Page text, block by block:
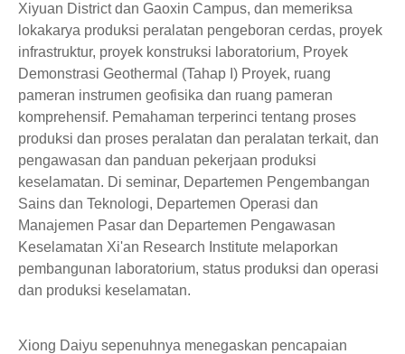
Xiyuan District dan Gaoxin Campus, dan memeriksa
lokakarya produksi peralatan pengeboran cerdas, proyek
infrastruktur, proyek konstruksi laboratorium, Proyek
Demonstrasi Geothermal (Tahap I) Proyek, ruang
pameran instrumen geofisika dan ruang pameran
komprehensif. Pemahaman terperinci tentang proses
produksi dan proses peralatan dan peralatan terkait, dan
pengawasan dan panduan pekerjaan produksi
keselamatan. Di seminar, Departemen Pengembangan
Sains dan Teknologi, Departemen Operasi dan
Manajemen Pasar dan Departemen Pengawasan
Keselamatan Xi'an Research Institute melaporkan
pembangunan laboratorium, status produksi dan operasi
dan produksi keselamatan.
Xiong Daiyu sepenuhnya menegaskan pencapaian